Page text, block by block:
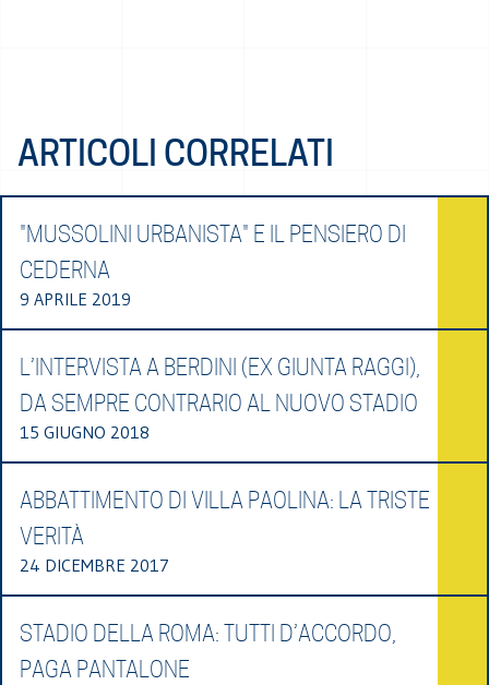
ARTICOLI CORRELATI
"MUSSOLINI URBANISTA" E IL PENSIERO DI
CEDERNA
9 APRILE 2019
L’INTERVISTA A BERDINI (EX GIUNTA RAGGI),
DA SEMPRE CONTRARIO AL NUOVO STADIO
15 GIUGNO 2018
ABBATTIMENTO DI VILLA PAOLINA: LA TRISTE
VERITÀ
24 DICEMBRE 2017
STADIO DELLA ROMA: TUTTI D’ACCORDO,
PAGA PANTALONE